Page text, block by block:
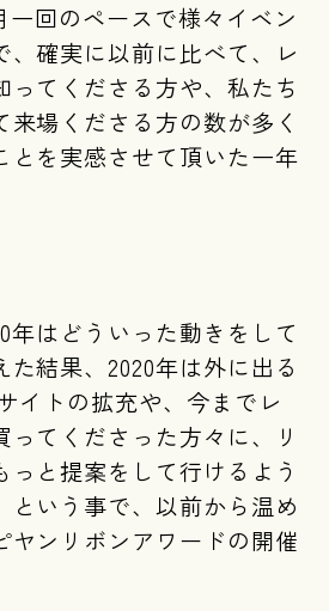
一回のペースで様々イベン
、確実に以前に比べて、レ
ってくださる方や、私たち
来場くださる方の数が多く
とを実感させて頂いた一年
年はどういった動きをして
た結果、2020年は外に出る
イトの拡充や、今までレ
ってくださった方々に、リ
っと提案をして行けるよう
という事で、以前から温め
ヤンリボンアワードの開催